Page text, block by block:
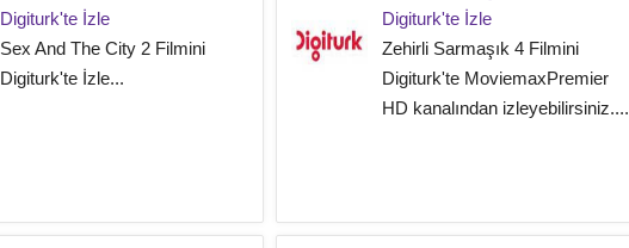
Digiturk'te İzle
Sex And The City 2 Filmini
Digiturk'te İzle...
Digiturk'te İzle
Zehirli Sarmaşık 4 Filmini
Digiturk'te MoviemaxPremier
HD kanalından izleyebilirsiniz....